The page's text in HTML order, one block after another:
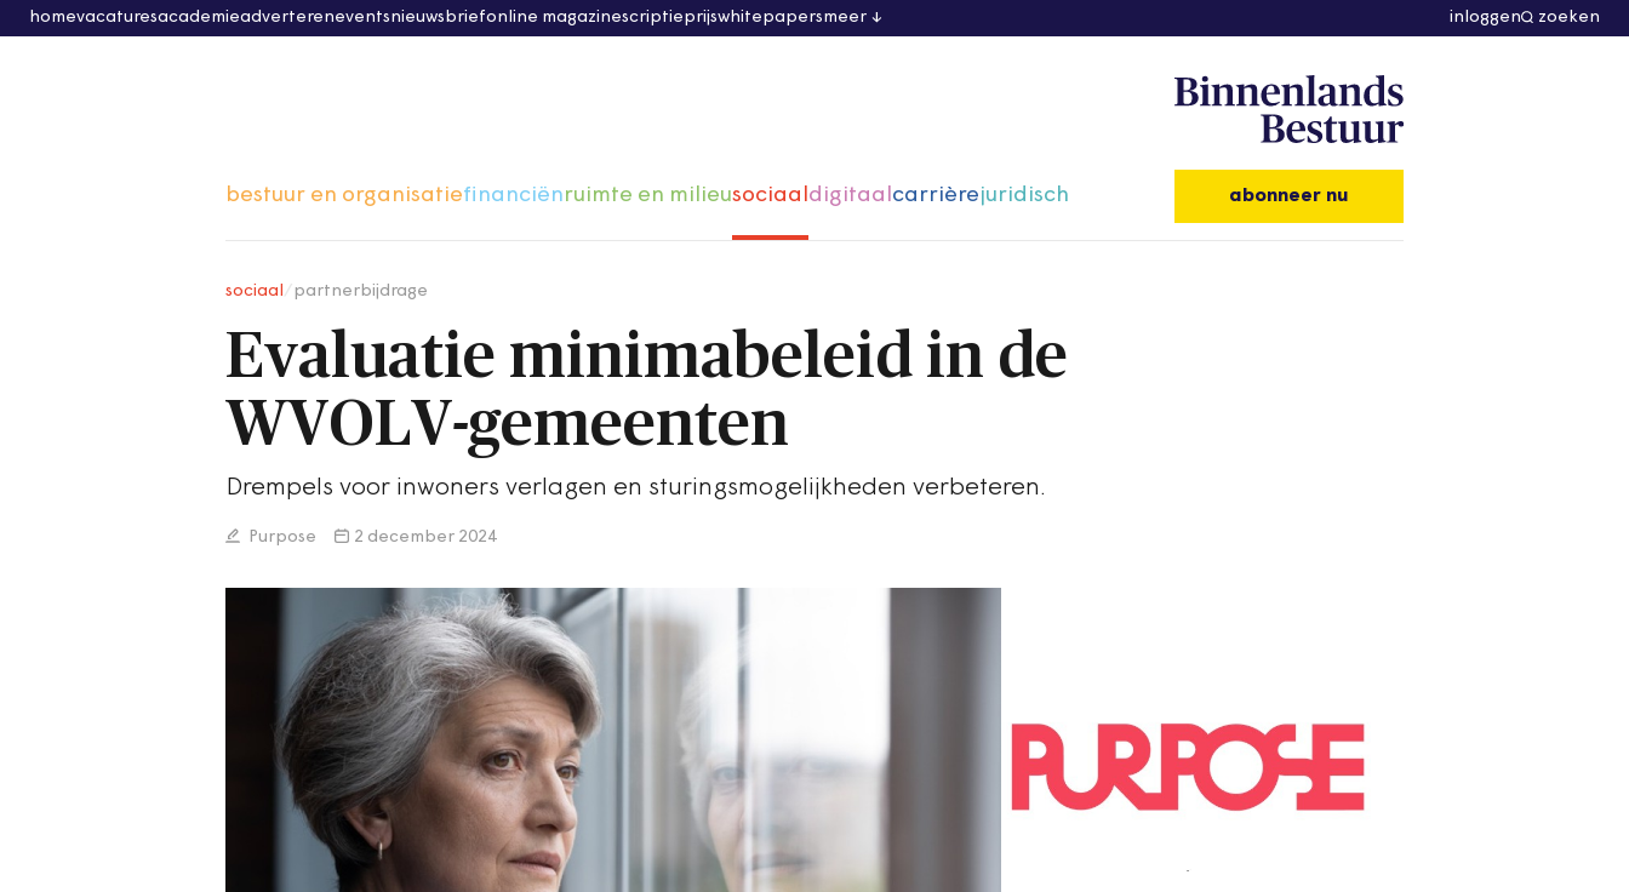
homevacaturesacademieadvertereneventsnieuwsbriefonline magazinescriptieprijswhitepapersmeer inloggen zoeken
bestuur en organisatiefinanciënruimte en milieusociaaldigitaalcarrièrejuridisch abonneer nu
sociaal partnerbijdrage
Evaluatie minimabeleid in de
WVOLV-gemeenten
Drempels voor inwoners verlagen en sturingsmogelijkheden verbeteren.
Purpose 2 december 2024